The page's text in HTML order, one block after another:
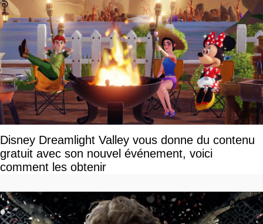
Disney Dreamlight Valley vous donne du contenu
gratuit avec son nouvel événement, voici
comment les obtenir